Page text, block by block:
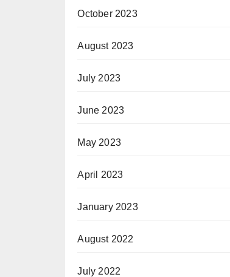
October 2023
August 2023
July 2023
June 2023
May 2023
April 2023
January 2023
August 2022
July 2022